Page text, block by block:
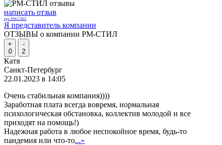
написать отзыв
про РМ-СТИЛ
Я представитель компании
ОТЗЫВЫ о компании РМ-СТИЛ
+
0
-
2
Катя
Санкт-Петербург
22.01.2023 в 14:05
Очень стабильная компания))))
Заработная плата всегда вовремя, нормальная
психологическая обстановка, коллектив молодой и все
приходят на помощь!)
Надежная работа в любое неспокойное время, будь-то
пандемия или что-то...»